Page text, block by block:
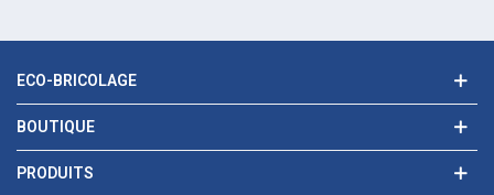
ECO-BRICOLAGE
BOUTIQUE
PRODUITS